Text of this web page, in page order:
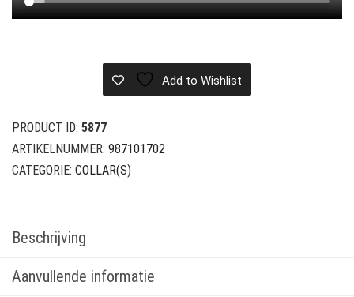
Add to Wishlist
PRODUCT ID: 5877
ARTIKELNUMMER: 987101702
CATEGORIE: COLLAR(S)
Beschrijving
Aanvullende informatie